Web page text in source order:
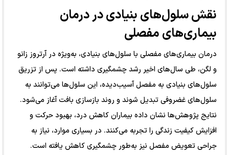
نقش سلول‌های بنیادی در درمان
بیماری‌های مفصلی
درمان بیماری‌های مفصلی با سلول‌های بنیادی، به‌ویژه در آرتروز زانو
و لگن، طی سال‌های اخیر رشد چشمگیری داشته است. پس از تزریق
سلول‌های بنیادی به مفصل آسیب‌دیده، این سلول‌ها می‌توانند به
سلول‌های غضروفی تبدیل شوند و روند بازسازی بافت آغاز می‌شود.
نتایج پژوهش‌ها نشان داده بیماران کاهش درد، بهبود حرکت و
افزایش کیفیت زندگی را تجربه می‌کنند. در بسیاری موارد، نیاز به
جراحی تعویض مفصل نیز به‌طور چشمگیری کاهش یافته است.